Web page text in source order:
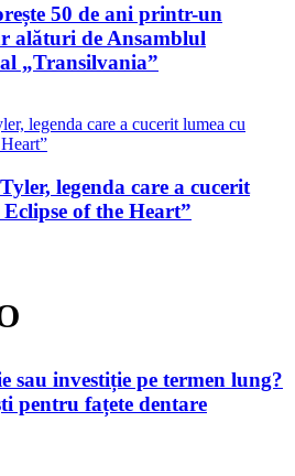
50 de ani printr-un
alături de Ansamblul
„Transilvania”
legenda care a cucerit
of the Heart”
sau investiție pe termen lung?
pentru fațete dentare